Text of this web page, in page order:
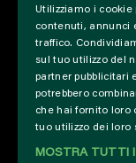
INFO
SUPPORT US
ABOUT US
PARTNER
PROJECTS
Utilizziamo i cookie
contenuti, annunci
traffico.
sul tuo utilizzo del
partner pubblicitari
potrebbero
che hai fornito loro
tuo utilizzo dei loro
MOSTRA TUTTI